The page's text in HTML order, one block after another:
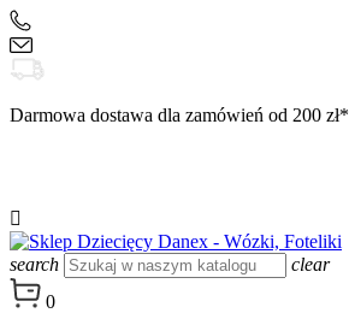
Darmowa dostawa dla zamówień od 200 zł*

search
clear
0